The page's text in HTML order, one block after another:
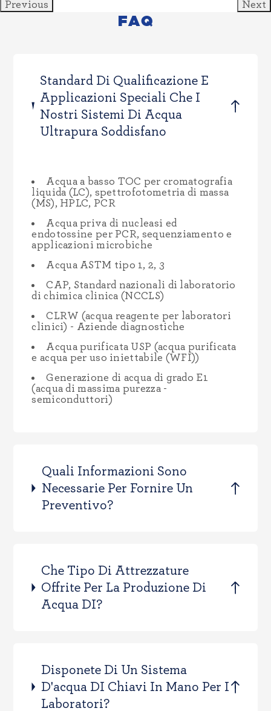
Previous Next
FAQ
Standard Di Qualificazione E
Applicazioni Speciali Che I
Nostri Sistemi Di Acqua
Ultrapura Soddisfano
Acqua a basso TOC per cromatografia
liquida (LC), spettrofotometria di massa
(MS), HPLC, PCR
Acqua priva di nucleasi ed
endotossine per PCR, sequenziamento e
applicazioni microbiche
Acqua ASTM tipo 1, 2, 3
CAP, Standard nazionali di laboratorio
di chimica clinica (NCCLS)
CLRW (acqua reagente per laboratori
clinici) - Aziende diagnostiche
Acqua purificata USP (acqua purificata
e acqua per uso iniettabile (WFI))
Generazione di acqua di grado E1
(acqua di massima purezza -
semiconduttori)
Quali Informazioni Sono
Necessarie Per Fornire Un
Preventivo?
Che Tipo Di Attrezzature
Offrite Per La Produzione Di
Acqua DI?
Disponete Di Un Sistema
D'acqua DI Chiavi In Mano Per I
Laboratori?